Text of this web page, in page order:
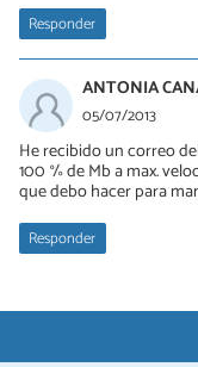
Responder
ANTONIA
05/07/2013
He recibido un correo
100 % de Mb a max.
que debo hacer para
Responder